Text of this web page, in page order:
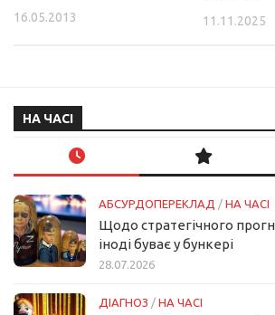
16.05.2013 11.11.2025
НА ЧАСІ
АБСУРДОПЕРЕКЛАД / НА ЧАСІ
Щодо стратегічного
іноді буває у бункері
28.07.2026
ДІАГНОЗ / НА ЧАСІ